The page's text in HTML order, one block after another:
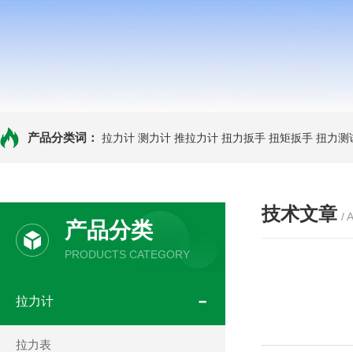
产品分类词： 拉力计 测力计 推拉力计 扭力扳手 扭矩扳手 扭力测
产品分类
PRODUCTS CATEGORY
拉力计
拉力表
技术文章 /